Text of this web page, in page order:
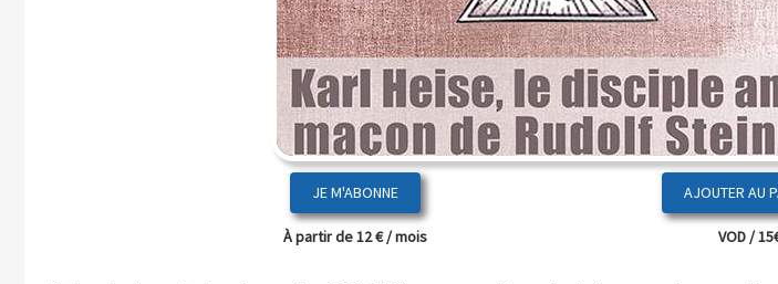
JE M'ABONNE
À partir de 12 € / mois VOD /